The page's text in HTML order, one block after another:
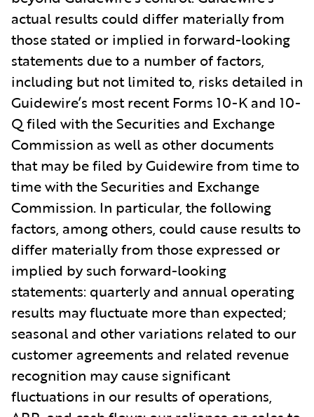
actual results could differ materially from
those stated or implied in forward-looking
statements due to a number of factors,
including but not limited to, risks detailed in
Guidewire’s most recent Forms 10-K and 10-
Q filed with the Securities and Exchange
Commission as well as other documents
that may be filed by Guidewire from time to
time with the Securities and Exchange
Commission. In particular, the following
factors, among others, could cause results to
differ materially from those expressed or
implied by such forward-looking
statements: quarterly and annual operating
results may fluctuate more than expected;
seasonal and other variations related to our
customer agreements and related revenue
recognition may cause significant
fluctuations in our results of operations,